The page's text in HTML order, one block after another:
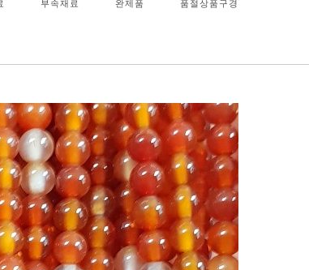
부속재료 완제품 품절상품구경